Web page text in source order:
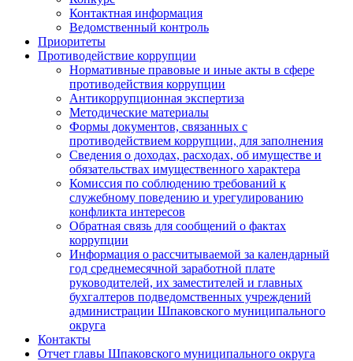
Контактная информация
Ведомственный контроль
Приоритеты
Противодействие коррупции
Нормативные правовые и иные акты в сфере
противодействия коррупции
Антикоррупционная экспертиза
Методические материалы
Формы документов, связанных с
противодействием коррупции, для заполнения
Сведения о доходах, расходах, об имуществе и
обязательствах имущественного характера
Комиссия по соблюдению требований к
служебному поведению и урегулированию
конфликта интересов
Обратная связь для сообщений о фактах
коррупции
Информация о рассчитываемой за календарный
год среднемесячной заработной плате
руководителей, их заместителей и главных
бухгалтеров подведомственных учреждений
администрации Шпаковского муниципального
округа
Контакты
Отчет главы Шпаковского муниципального округа